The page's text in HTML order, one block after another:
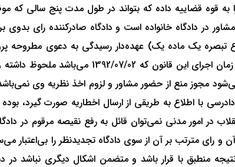
اجازه را به قوه قضاییه داده که بتواند در طول مدت پنج
در دادگاه خانواده است و دادگاه صادرکننده رای بدوی
یک ماده یک) عهده‌دار رسیدگی به دعوی مطروحه
مجوز منع از حضور مشاور و لزوم اخذ نظریه وی
با اطلاع به طریقی از ارسال اخطاریه صورت گیرد،
عمومی و انقلاب در امور مدنی نمی‌توان قائل به رفع نقیصه مرقوم
و رای مترتب بر آن از سوی دادگاه تجدیدنظر را بی‌اعتبار
منطبق با قرار باشد و متضمن اشکال دیگری نباشد در